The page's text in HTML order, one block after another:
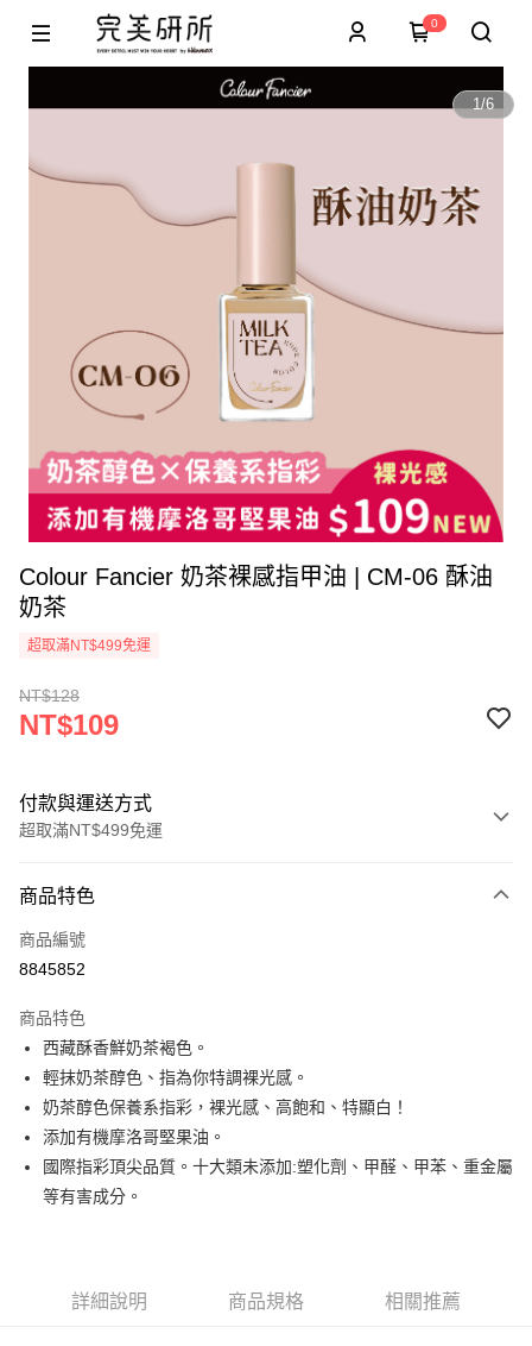
0
1/6
Colour Fancier 奶茶裸感指甲油 | CM-06 酥油
奶茶
超取滿NT$499免運
NT$128
NT$109
付款與運送方式
超取滿NT$499免運
信用卡一次付款
超商取貨付款
Apple Pay
街口支付
悠遊付
運送方式
因應疫情升溫，目前暫停使用7-11取貨付款配送，請使用全家
商品特色
商品編號
8845852
商品特色
西藏酥香鮮奶茶褐色。
輕抹奶茶醇色、指為你特調裸光感。
奶茶醇色保養系指彩，裸光感、高飽和、特顯白！
添加有機摩洛哥堅果油。
國際指彩頂尖品質。十大類未添加:塑化劑、甲醛、甲苯、重金屬
等有害成分。
詳細說明 商品規格 相關推薦